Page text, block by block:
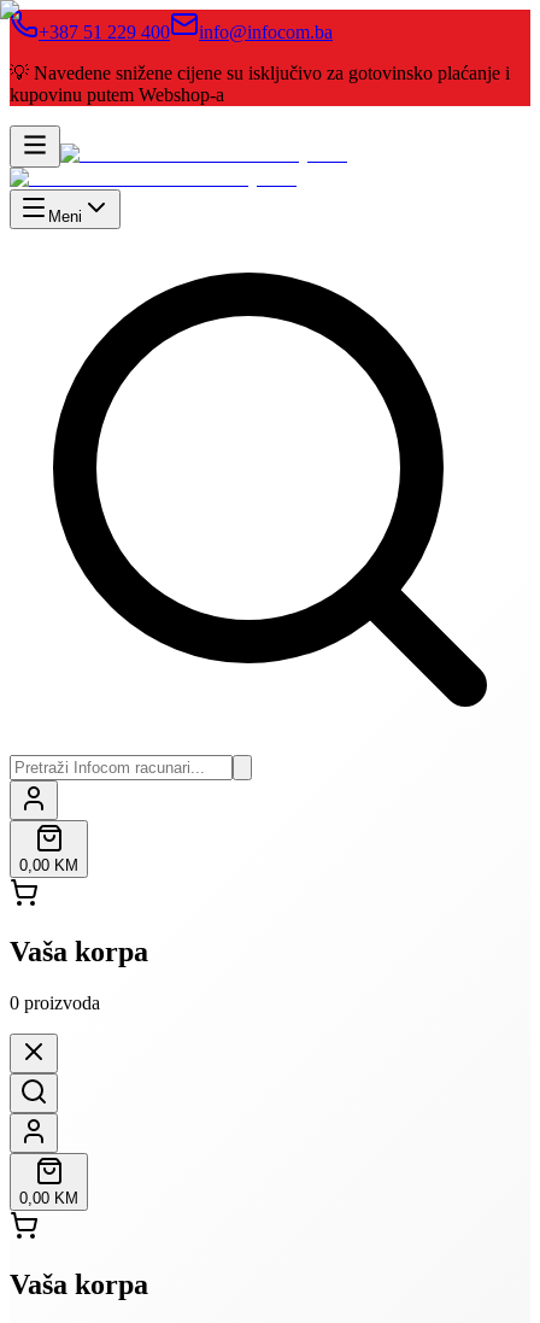
+387 51 229 400
info@infocom.ba
💡 Navedene snižene cijene su isključivo za gotovinsko plaćanje i
kupovinu putem Webshop-a
Meni
0,00 KM
Vaša korpa
0 proizvoda
0,00 KM
Vaša korpa